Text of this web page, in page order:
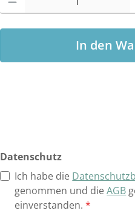
In den
Datenschutz
Ich habe die
genommen und dieAGB
einverstanden.*